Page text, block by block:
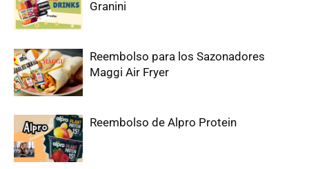
Granini
Reembolso para los Sazonadores
Maggi Air Fryer
Reembolso de Alpro Protein